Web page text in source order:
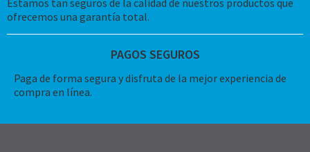
ofrecemos una garantía total.
PAGOS SEGUROS
Paga de forma segura y disfruta de la mejor experiencia de
compra en línea.